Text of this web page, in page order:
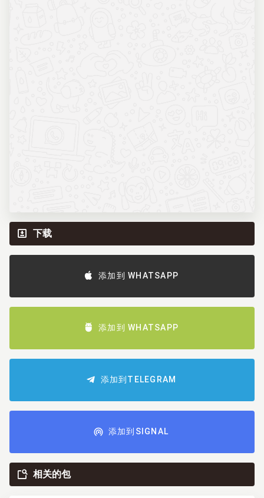
下载
添加到 WHATSAPP
添加到 WHATSAPP
添加到TELEGRAM
添加到SIGNAL
相关的包